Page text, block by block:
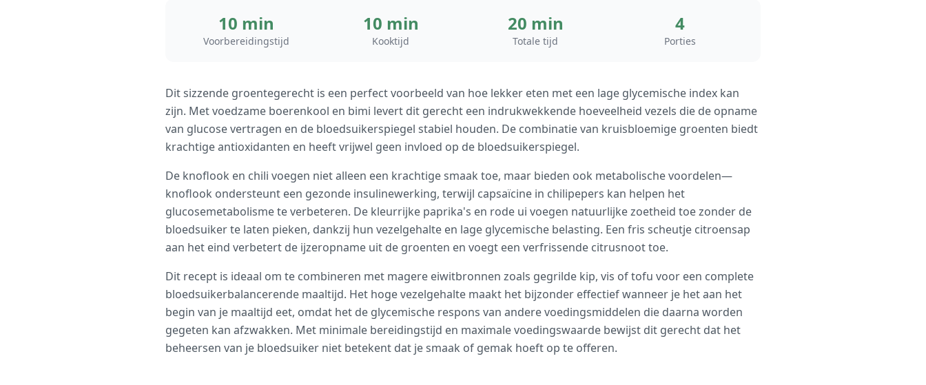
10 min
Voorbereidingstijd
10 min
Kooktijd
20 min
Totale tijd
4
Porties
Dit sizzende groentegerecht is een perfect voorbeeld van hoe lekker eten met een lage glycemische index kan
zijn. Met voedzame boerenkool en bimi levert dit gerecht een indrukwekkende hoeveelheid vezels die de opname
van glucose vertragen en de bloedsuikerspiegel stabiel houden. De combinatie van kruisbloemige groenten biedt
krachtige antioxidanten en heeft vrijwel geen invloed op de bloedsuikerspiegel.
De knoflook en chili voegen niet alleen een krachtige smaak toe, maar bieden ook metabolische voordelen—
knoflook ondersteunt een gezonde insulinewerking, terwijl capsaïcine in chilipepers kan helpen het
glucosemetabolisme te verbeteren. De kleurrijke paprika's en rode ui voegen natuurlijke zoetheid toe zonder de
bloedsuiker te laten pieken, dankzij hun vezelgehalte en lage glycemische belasting. Een fris scheutje citroensap
aan het eind verbetert de ijzeropname uit de groenten en voegt een verfrissende citrusnoot toe.
Dit recept is ideaal om te combineren met magere eiwitbronnen zoals gegrilde kip, vis of tofu voor een complete
bloedsuikerbalancerende maaltijd. Het hoge vezelgehalte maakt het bijzonder effectief wanneer je het aan het
begin van je maaltijd eet, omdat het de glycemische respons van andere voedingsmiddelen die daarna worden
gegeten kan afzwakken. Met minimale bereidingstijd en maximale voedingswaarde bewijst dit gerecht dat het
beheersen van je bloedsuiker niet betekent dat je smaak of gemak hoeft op te offeren.